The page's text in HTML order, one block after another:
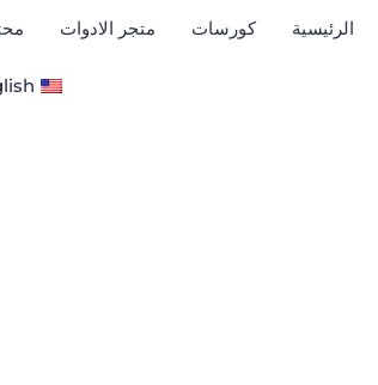
الرئيسية كورسات متجر الادوات